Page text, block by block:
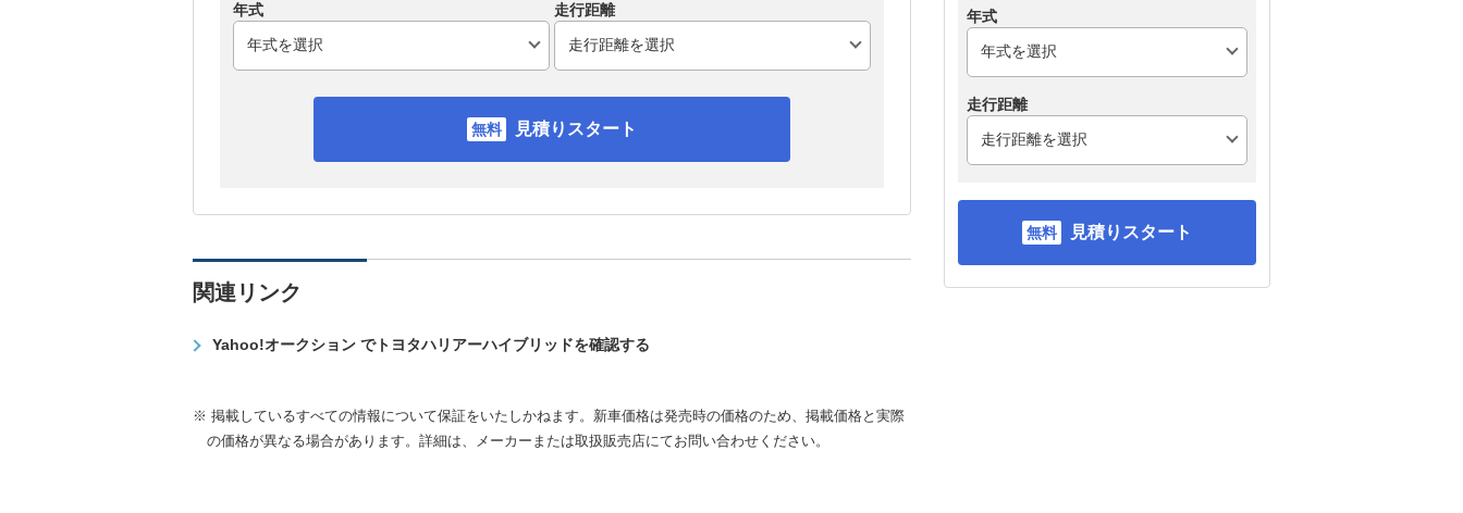
年式 走行距離
見積りスタート
関連リンク
Yahoo!オークション でトヨタハリアーハイブリッドを確認する
※ 掲載しているすべての情報について保証をいたしかねます。新車価格は発売時の価格のため、掲載価格と実際
の価格が異なる場合があります。詳細は、メーカーまたは取扱販売店にてお問い合わせください。
年式
走行距離
見積りスタート